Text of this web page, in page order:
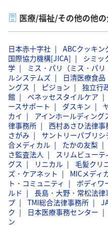
医療/福祉/その他の他
日本赤十字社 ABCクッキン
国際協力機構[JICA]
シミッ
学
ミス・パリ（ミス・パリ
ルシステムズ
日清医療食品
ングス
ピジョン 独立行
館
ベネッセスタイルケア
ースサポート
ダスキン
カイ
アインホールディング
律事務所
西村あさひ法律事
さがみ
サントリーパブリシ
合メディカル
たかの友梨
さ監査法人
スリムビューテ
グス
リニカル 毛髪クリ
ズ・ケアネット
MICメディ
ト・コミュニティ
ボディワ
ルド
長島・大野・常松法律
プ
TMI総合法律事務所
ク
日本医療事務センター
ン